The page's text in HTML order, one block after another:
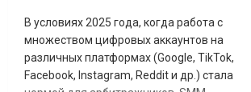
В условиях 2025 года, когда работа с
множеством цифровых аккаунтов на
различных платформах (Google, TikTok,
Facebook, Instagram, Reddit и др.) стала